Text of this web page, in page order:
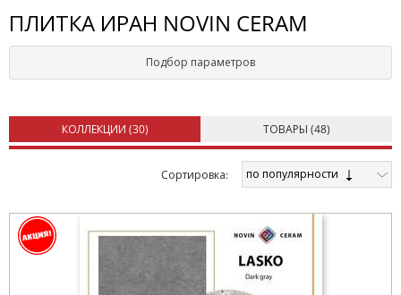
ПЛИТКА ИРАН NOVIN CERAM
Подбор параметров
КОЛЛЕКЦИИ (30) ТОВАРЫ (48)
Cортировка: по популярности